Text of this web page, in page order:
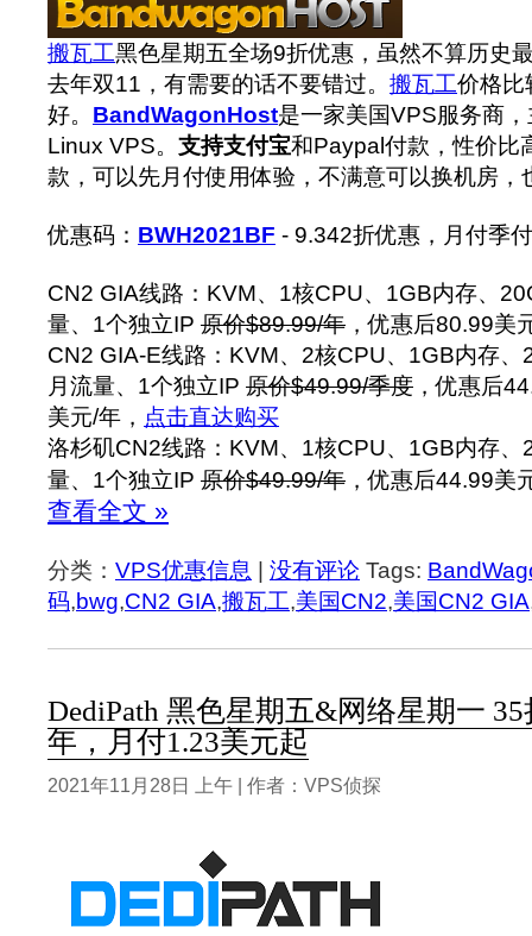
搬瓦工黑色星期五全场9折优惠，虽然不算历史
去年双11，有需要的话不要错过。 搬瓦工价格比
好。 BandWagonHost是一家美国VPS服务商
Linux VPS。 支持支付宝和Paypal付款，性价比
款，可以先月付使用体验，不满意可以换机房，
优惠码： BWH2021BF - 9.342折优惠，月付季
CN2 GIA线路：KVM、1核CPU、1GB内存、
量、1个独立IP 原价$89.99/年 ，优惠后80.99美
CN2 GIA-E线路：KVM、2核CPU、1GB内存
月流量、1个独立IP 原价$49.99/季度 ，优惠后
美元/年， 点击直达购买
洛杉矶CN2线路：KVM、1核CPU、1GB内存
量、1个独立IP 原价$49.99/年 ，优惠后44.99美
查看全文 »
分类： VPS优惠信息 | 没有评论 Tags:
码,bwg,CN2 GIA,搬瓦工,美国CN2,美国CN2 GIA
DediPath 黑色星期五&网络星期一
年，月付1.23美元起
2021年11月28日 上午 | 作者：VPS侦探